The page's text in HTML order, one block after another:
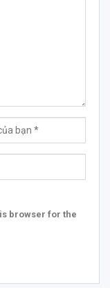
browser for the